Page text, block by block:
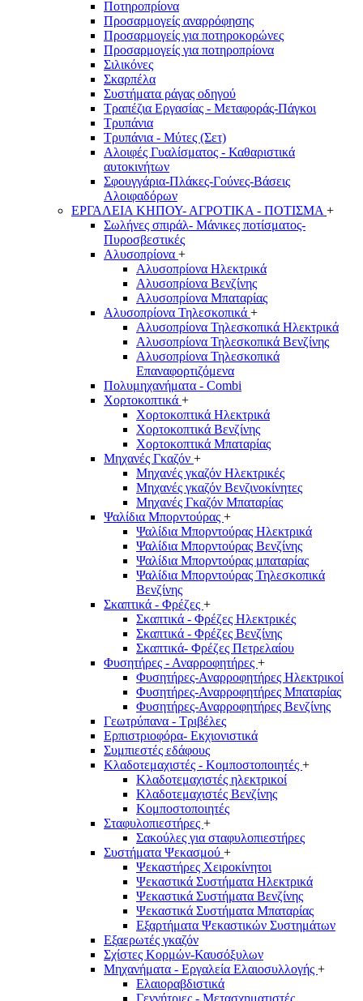
Ποτηροπρίονα
Προσαρμογείς αναρρόφησης
Προσαρμογείς για ποτηροκορώνες
Προσαρμογείς για ποτηροπρίονα
Σιλικόνες
Σκαρπέλα
Συστήματα ράγας οδηγού
Τραπέζια Εργασίας - Μεταφοράς-Πάγκοι
Τρυπάνια
Τρυπάνια - Μύτες (Σετ)
Αλοιφές Γυαλίσματος - Καθαριστικά
αυτοκινήτων
Σφουγγάρια-Πλάκες-Γούνες-Βάσεις
Αλοιφαδόρων
ΕΡΓΑΛΕΙΑ ΚΗΠΟΥ- ΑΓΡΟΤΙΚΑ - ΠΟΤΙΣΜΑ +
Σωλήνες σπιράλ- Μάνικες ποτίσματος-
Πυροσβεστικές
Αλυσοπρίονα +
Αλυσοπρίονα Ηλεκτρικά
Αλυσοπρίονα Βενζίνης
Αλυσοπρίονα Μπαταρίας
Αλυσοπρίονα Τηλεσκοπικά +
Αλυσοπρίονα Τηλεσκοπικά Ηλεκτρικά
Αλυσοπρίονα Τηλεσκοπικά Βενζίνης
Αλυσοπρίονα Τηλεσκοπικά
Επαναφορτιζόμενα
Πολυμηχανήματα - Combi
Χορτοκοπτικά +
Χορτοκοπτικά Ηλεκτρικά
Χορτοκοπτικά Βενζίνης
Χορτοκοπτικά Μπαταρίας
Μηχανές Γκαζόν +
Μηχανές γκαζόν Ηλεκτρικές
Μηχανές γκαζόν Βενζινοκίνητες
Μηχανές Γκαζόν Μπαταρίας
Ψαλίδια Μπορντούρας +
Ψαλίδια Μπορντούρας Hλεκτρικά
Ψαλίδια Μπορντούρας Βενζίνης
Ψαλίδια Μπορντούρας μπαταρίας
Ψαλίδια Μπορντούρας Τηλεσκοπικά
Βενζίνης
Σκαπτικά - Φρέζες +
Σκαπτικά - Φρέζες Ηλεκτρικές
Σκαπτικά - Φρέζες Βενζίνης
Σκαπτικά- Φρέζες Πετρελαίου
Φυσητήρες - Αναρροφητήρες +
Φυσητήρες-Αναρροφητήρες Ηλεκτρικοί
Φυσητήρες-Αναρροφητήρες Μπαταρίας
Φυσητήρες-Αναρροφητήρες Βενζίνης
Γεωτρύπανα - Τριβέλες
Ερπιστριοφόρα- Εκχιονιστικά
Συμπιεστές εδάφους
Κλαδοτεμαχιστές - Κομποστοποιητές +
Κλαδοτεμαχιστές ηλεκτρικοί
Κλαδοτεμαχιστές Βενζίνης
Κομποστοποιητές
Σταφυλοπιεστήρες +
Σακούλες για σταφυλοπιεστήρες
Συστήματα Ψεκασμού +
Ψεκαστήρες Χειροκίνητοι
Ψεκαστικά Συστήματα Ηλεκτρικά
Ψεκαστικά Συστήματα Βενζίνης
Ψεκαστικά Συστήματα Μπαταρίας
Εξαρτήματα Ψεκαστικών Συστημάτων
Εξαερωτές γκαζόν
Σχίστες Κορμών-Καυσόξυλων
Μηχανήματα - Εργαλεία Ελαιοσυλλογής +
Ελαιοραβδιστικά
Γεννήτριες - Μετασχηματιστές